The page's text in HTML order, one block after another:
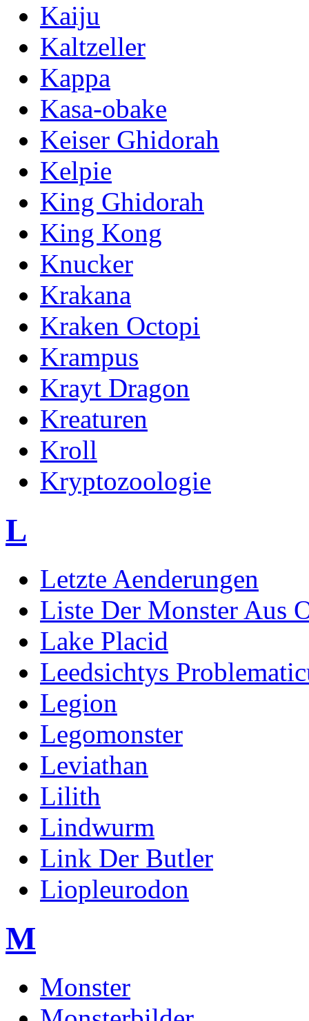
Kaiju
Kaltzeller
Kappa
Kasa-obake
Keiser Ghidorah
Kelpie
King Ghidorah
King Kong
Knucker
Krakana
Kraken Octopi
Krampus
Krayt Dragon
Kreaturen
Kroll
Kryptozoologie
L
Letzte Aenderungen
Liste Der Monster Aus
Lake Placid
Leedsichtys
Legion
Legomonster
Leviathan
Lilith
Lindwurm
Link Der Butler
Liopleurodon
M
Monster